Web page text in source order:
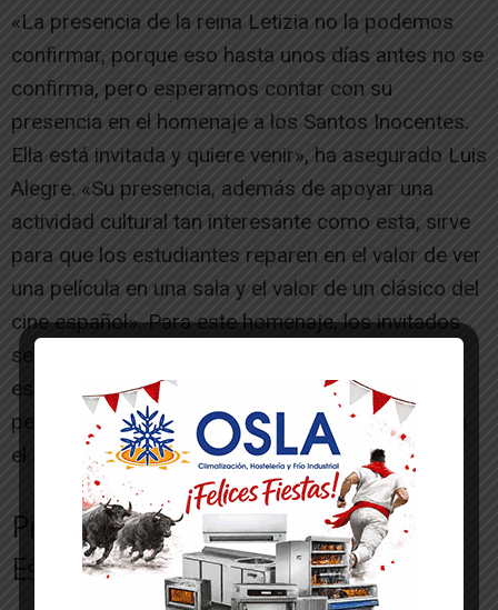
«La presencia de la reina Letizia no la podemos
confirmar, porque eso hasta unos días antes no se
confirma, pero esperamos contar con su
presencia en el homenaje a los Santos Inocentes.
Ella está invitada y quiere venir», ha asegurado Luis
Alegre. «Su presencia, además de apoyar una
actividad cultural tan interesante como esta, sirve
para que los estudiantes reparen en el valor de ver
una película en una sala y el valor de un clásico del
cine español». Para este homenaje, los invitados
serán Teresa Camus, la hija de Mario Camus, la
escritora Elvira Lindo, que leerá un texto sobre la
película, y la actriz Eulalia Ramón, que presentará
el acto.
Programa de la Muestra de Cine
Español